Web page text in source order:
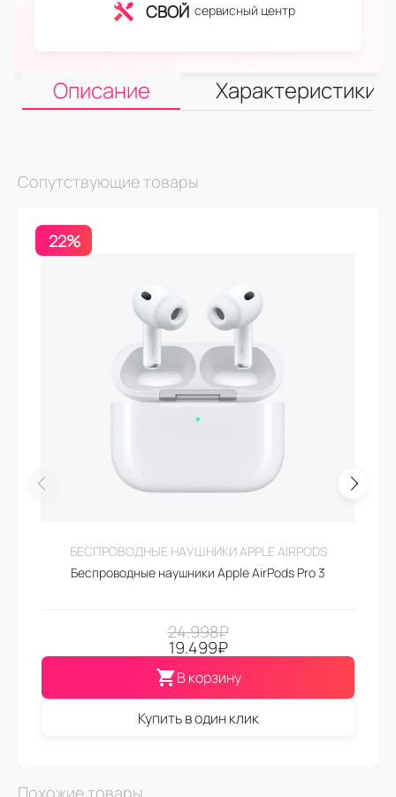
СВОЙ сервисный центр
Описание Характеристики
Сопутствующие товары
22%
БЕСПРОВОДНЫЕ НАУШНИКИ APPLE AIRPODS
Беспроводные наушники Apple AirPods Pro 3
24.998₽
19.499₽
В корзину
Купить в один клик